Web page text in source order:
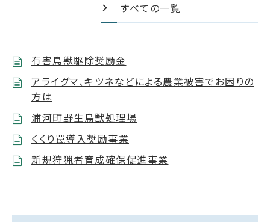
すべての一覧
有害鳥獣駆除奨励金
アライグマ、キツネなどによる農業被害でお困りの
方は
浦河町野生鳥獣処理場
くくり罠導入奨励事業
新規狩猟者育成確保促進事業